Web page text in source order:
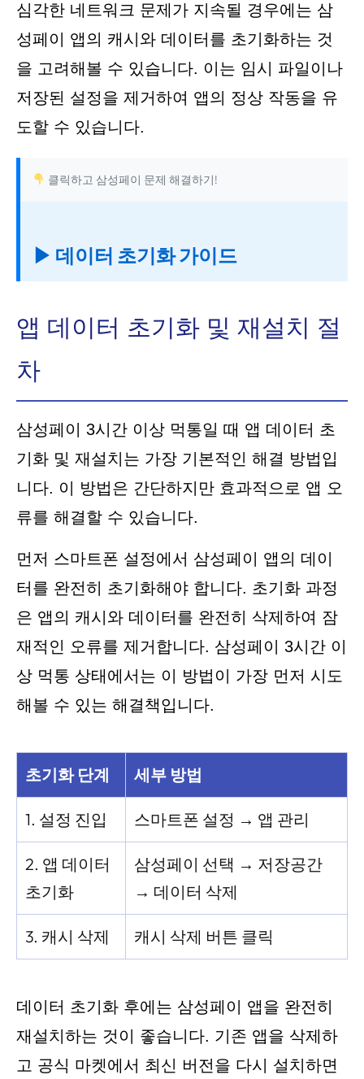
심각한 네트워크 문제가 지속될 경우에는 삼
성페이 앱의 캐시와 데이터를 초기화하는 것
을 고려해볼 수 있습니다. 이는 임시 파일이나
저장된 설정을 제거하여 앱의 정상 작동을 유
도할 수 있습니다.
클릭하고 삼성페이 문제 해결하기!
▶ 데이터 초기화 가이드
앱 데이터 초기화 및 재설치 절
차
삼성페이 3시간 이상 먹통일 때 앱 데이터 초
기화 및 재설치는 가장 기본적인 해결 방법입
니다. 이 방법은 간단하지만 효과적으로 앱 오
류를 해결할 수 있습니다.
먼저 스마트폰 설정에서 삼성페이 앱의 데이
터를 완전히 초기화해야 합니다. 초기화 과정
은 앱의 캐시와 데이터를 완전히 삭제하여 잠
재적인 오류를 제거합니다. 삼성페이 3시간 이
상 먹통 상태에서는 이 방법이 가장 먼저 시도
해볼 수 있는 해결책입니다.
초기화 단계 세부 방법
1. 설정 진입 스마트폰 설정 → 앱 관리
2. 앱 데이터
초기화
삼성페이 선택 → 저장공간
→ 데이터 삭제
3. 캐시 삭제 캐시 삭제 버튼 클릭
데이터 초기화 후에는 삼성페이 앱을 완전히
재설치하는 것이 좋습니다. 기존 앱을 삭제하
고 공식 마켓에서 최신 버전을 다시 설치하면